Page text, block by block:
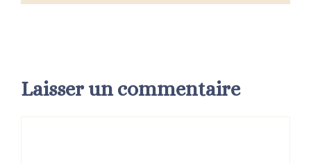
Laisser un commentaire